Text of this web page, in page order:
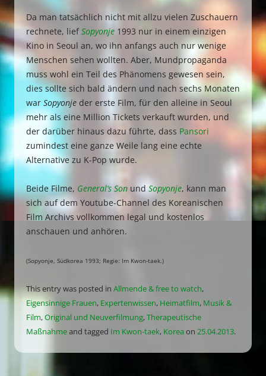
Da man tatsächlich nicht mit allzu vielen Zuschauern
rechnete, liefSopyonje 1993 nur in einem einzigen
Kino in Seoul an, wo ihn anfangs auch nur wenige
Menschen sehen wollten. Aber, Mundpropaganda
muss wohl ein Teil des Phänomens gewesen sein,
dies sollte sich bald ändern und nach sechs Monaten
war Sopyonje der erste Film, für den alleine in Seoul
mehr als eine Million Tickets verkauft wurden, und
der darüber hinaus dazu führte, dass Pansori
zumindest eine ganze Weile lang eine echte
Alternative zu K-Pop wurde.
Beide Filme, General‘s Son und Sopyonje, kann man
sich auf dem Youtube-Channel des Koreanischen
Film Archivs vollkommen legal und kostenlos
anschauen und anhören.
(Sopyonje, Südkorea 1993; Regie: Im Kwon-taek.)
This entry was posted in Allmende & free to watch,
Eigensinnige Frauen, Expertenwissen, Heimatfilm, Musik &
Film,Original und Neuverfilmung,Therapeutische
Maßnahmeand tagged Im Kwon-taek, Koreaon 25.04.2013.